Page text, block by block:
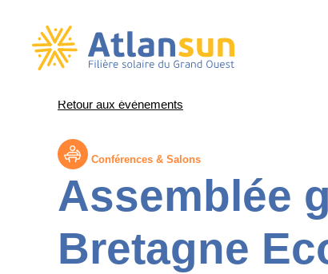
Retour aux évènements
Conférences & Salons
Assemblée
Bretagne